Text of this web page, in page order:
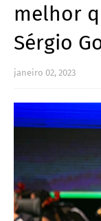
melhor
Sérgio
janeiro 02, 2023